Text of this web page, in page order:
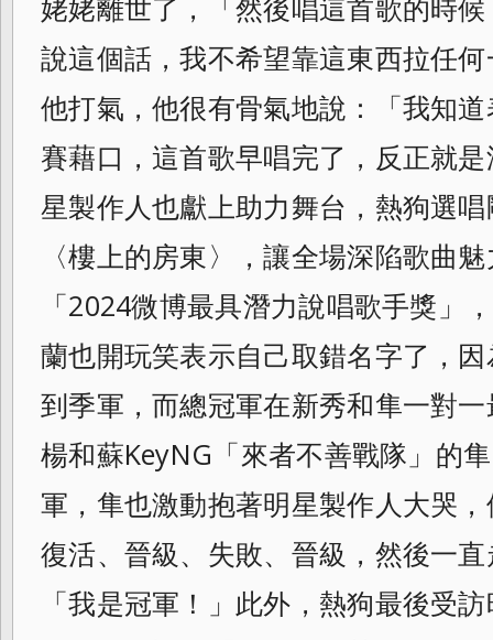
姥姥離世了，「然後唱這首歌的時
說這個話，我不希望靠這東西拉任
他打氣，他很有骨氣地說：「我知
賽藉口，這首歌早唱完了，反正就
星製作人也獻上助力舞台，熱狗選
〈樓上的房東〉，讓全場深陷歌曲
「2024微博最具潛力說唱歌手獎」
蘭也開玩笑表示自己取錯名字了，
到季軍，而總冠軍在新秀和隼一對
楊和蘇KeyNG 「來者不善戰隊」的
軍，隼也激動抱著明星製作人大哭
復活、晉級、失敗、晉級， 然後一
「我是冠軍！」此外， 熱狗最後受